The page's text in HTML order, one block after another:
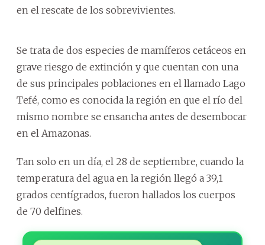
en el rescate de los sobrevivientes.
Se trata de dos especies de mamíferos cetáceos en
grave riesgo de extinción y que cuentan con una
de sus principales poblaciones en el llamado Lago
Tefé, como es conocida la región en que el río del
mismo nombre se ensancha antes de desembocar
en el Amazonas.
Tan solo en un día, el 28 de septiembre, cuando la
temperatura del agua en la región llegó a 39,1
grados centígrados, fueron hallados los cuerpos
de 70 delfines.